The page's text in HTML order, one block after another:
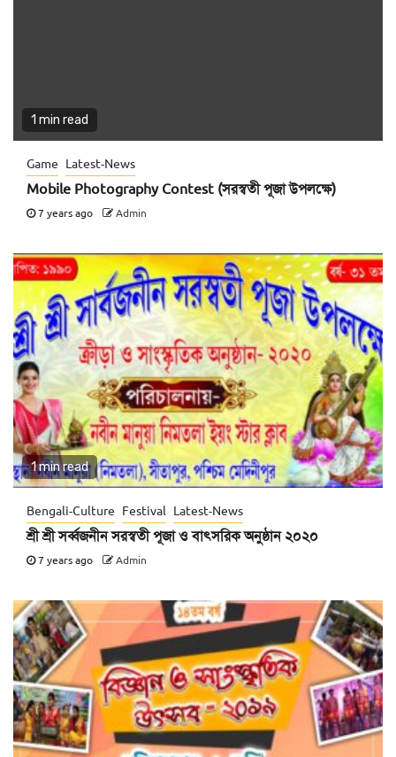
1 min read
Game Latest-News
Mobile Photography Contest (সরস্বতী পূজা উপলক্ষে)
7 years ago Admin
1 min read
Bengali-Culture Festival Latest-News
শ্রী শ্রী সর্ব্বজনীন সরস্বতী পূজা ও বাৎসরিক অনুষ্ঠান ২০২০
7 years ago Admin